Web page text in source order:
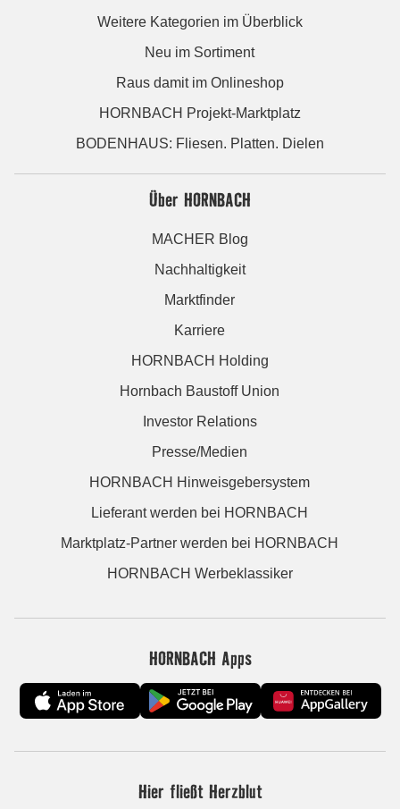
Weitere Kategorien im Überblick
Neu im Sortiment
Raus damit im Onlineshop
HORNBACH Projekt-Marktplatz
BODENHAUS: Fliesen. Platten. Dielen
Über HORNBACH
MACHER Blog
Nachhaltigkeit
Marktfinder
Karriere
HORNBACH Holding
Hornbach Baustoff Union
Investor Relations
Presse/Medien
HORNBACH Hinweisgebersystem
Lieferant werden bei HORNBACH
Marktplatz-Partner werden bei HORNBACH
HORNBACH Werbeklassiker
HORNBACH Apps
Hier fließt Herzblut